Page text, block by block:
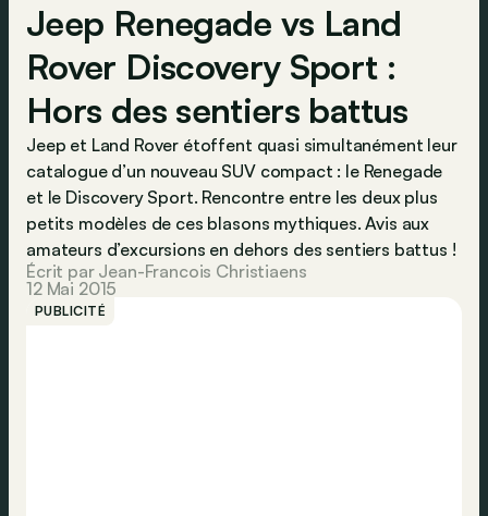
Jeep Renegade vs Land
Rover Discovery Sport :
Hors des sentiers battus
Jeep et Land Rover étoffent quasi simultanément leur
catalogue d’un nouveau SUV compact : le Renegade
et le Discovery Sport. Rencontre entre les deux plus
petits modèles de ces blasons mythiques. Avis aux
amateurs d’excursions en dehors des sentiers battus !
Écrit par Jean-Francois Christiaens
12 Mai 2015
PUBLICITÉ